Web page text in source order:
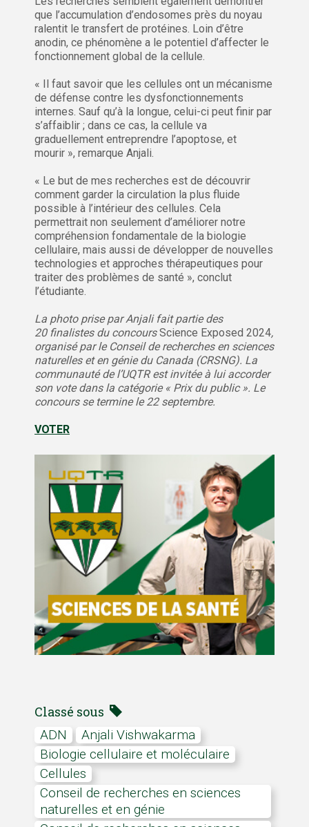
que l’accumulation d’endosomes près du noyau
ralentit le transfert de protéines. Loin d’être
anodin, ce phénomène a le potentiel d’affecter le
fonctionnement global de la cellule.
« Il faut savoir que les cellules ont un mécanisme
de défense contre les dysfonctionnements
internes. Sauf qu’à la longue, celui-ci peut finir par
s’affaiblir ; dans ce cas, la cellule va
graduellement entreprendre l’apoptose, et
mourir », remarque Anjali.
« Le but de mes recherches est de découvrir
comment garder la circulation la plus fluide
possible à l’intérieur des cellules. Cela
permettrait non seulement d’améliorer notre
compréhension fondamentale de la biologie
cellulaire, mais aussi de développer de nouvelles
technologies et approches thérapeutiques pour
traiter des problèmes de santé », conclut
l’étudiante.
La photo prise par Anjali fait partie des
20 finalistes du concoursScience Exposed 2024,
organisé par le Conseil de recherches en sciences
naturelles et en génie du Canada (CRSNG). La
communauté de l’UQTR est invitée à lui accorder
son vote dans la catégorie « Prix du public ». Le
concours se termine le 22 septembre.
VOTER
Classé sous
ADN
Anjali Vishwakarma
Biologie cellulaire et moléculaire
cellules
Conseil de recherches en sciences
naturelles et en génie